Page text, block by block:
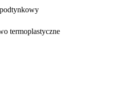
termoplastyczne